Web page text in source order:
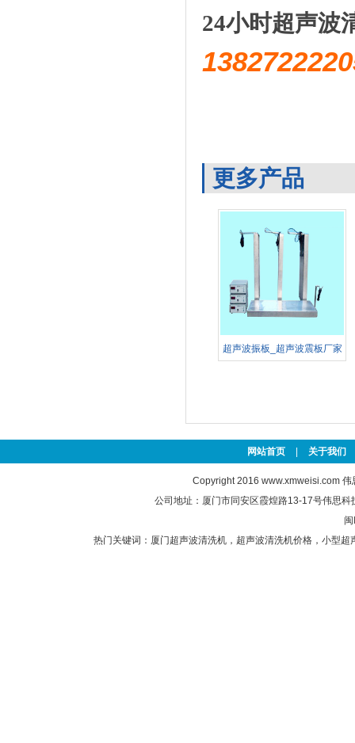
24小时超声波
更多产品
超声波振板_超声波震板厂家
网站首页 关于我们
Copyright 2016 www.xmweisi.com伟
公司地址：厦门市同安区霞煌路13-17号伟思
热门关键词： 厦门超声波清洗机 ， 超声波清洗机价格 ， 小型超